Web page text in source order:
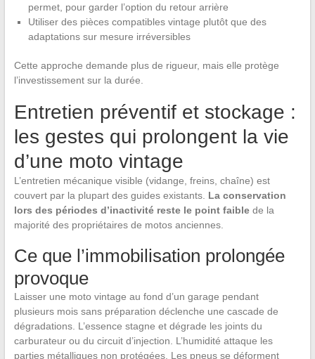
permet, pour garder l’option du retour arrière
Utiliser des pièces compatibles vintage plutôt que des
adaptations sur mesure irréversibles
Cette approche demande plus de rigueur, mais elle protège
l’investissement sur la durée.
Entretien préventif et stockage :
les gestes qui prolongent la vie
d’une moto vintage
L’entretien mécanique visible (vidange, freins, chaîne) est
couvert par la plupart des guides existants. La conservation
lors des périodes d’inactivité reste le point faiblede la
majorité des propriétaires de motos anciennes.
Ce que l’immobilisation prolongée
provoque
Laisser une moto vintage au fond d’un garage pendant
plusieurs mois sans préparation déclenche une cascade de
dégradations. L’essence stagne et dégrade les joints du
carburateur ou du circuit d’injection. L’humidité attaque les
parties métalliques non protégées. Les pneus se déforment